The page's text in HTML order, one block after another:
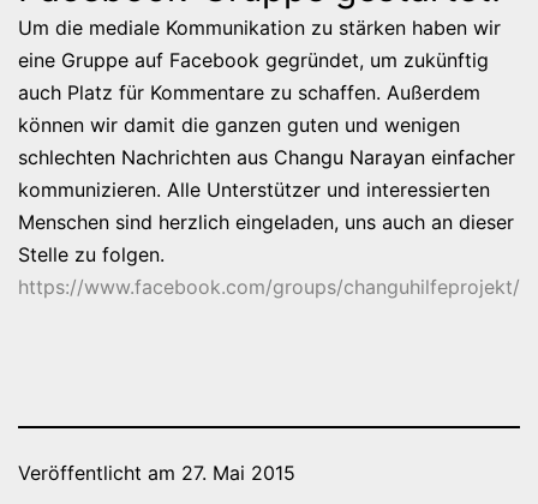
Um die mediale Kommunikation zu stärken haben wir
eine Gruppe auf Facebook gegründet, um zukünftig
auch Platz für Kommentare zu schaffen. Außerdem
können wir damit die ganzen guten und wenigen
schlechten Nachrichten aus Changu Narayan einfacher
kommunizieren. Alle Unterstützer und interessierten
Menschen sind herzlich eingeladen, uns auch an dieser
Stelle zu folgen.
https://www.facebook.com/groups/changuhilfeprojekt/
Veröffentlicht am 27. Mai 2015